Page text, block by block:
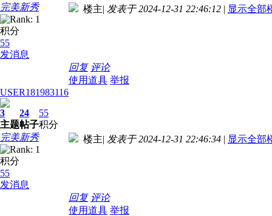
完美新秀
积分
55
发消息
楼主| 发表于 2024-12-31 22:46:12 | 显示全部
回复 评论
使用道具 举报
USER181983116
3
主题
24
帖子
55
积分
完美新秀
积分
55
发消息
楼主| 发表于 2024-12-31 22:46:34 | 显示全部
回复 评论
使用道具 举报